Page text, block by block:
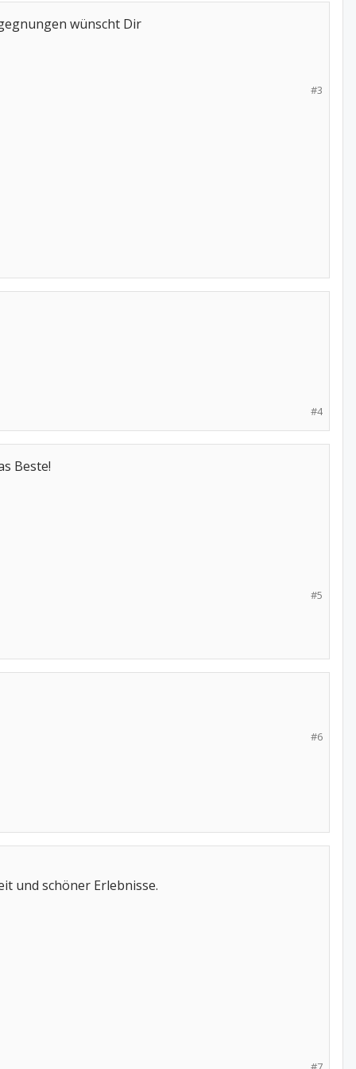
wünscht Dir
#3
#4
Beste!
#5
#6
und schöner Erlebnisse.